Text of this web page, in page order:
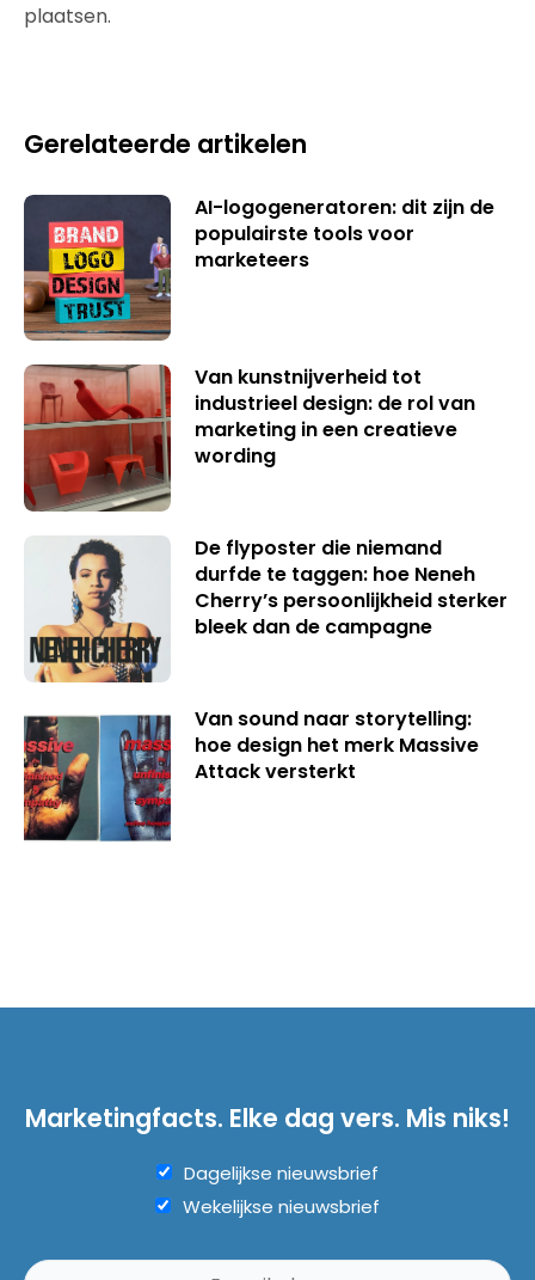
plaatsen.
Gerelateerde artikelen
AI-logogeneratoren: dit zijn de
populairste tools voor
marketeers
Van kunstnijverheid tot
industrieel design: de rol van
marketing in een creatieve
wording
De flyposter die niemand
durfde te taggen: hoe Neneh
Cherry’s persoonlijkheid sterker
bleek dan de campagne
Van sound naar storytelling:
hoe design het merk Massive
Attack versterkt
Marketingfacts. Elke dag vers. Mis niks!
Dagelijkse nieuwsbrief
Wekelijkse nieuwsbrief